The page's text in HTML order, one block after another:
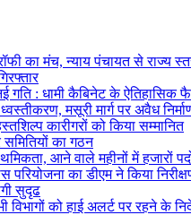
का मंच, न्याय पंचायत से राज्य
गति : धामी कैबिनेट के ऐतिहासिक
मसूरी मार्ग पर अवैध
कारीगरों को किया सम्मानित
का गठन
आने वाले महीनों में हजारों
का डीएम ने किया
सुदृढ
विभागों को हाई अलर्ट पर रहने के